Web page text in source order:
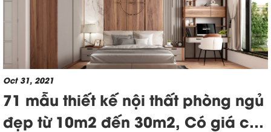
Oct 31, 2021
71 mẫu thiết kế nội thất phòng ngủ
đẹp từ 10m2 đến 30m2, Có giá chi